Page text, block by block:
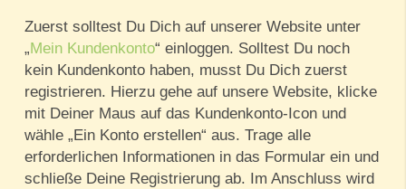
Zuerst solltest Du Dich auf unserer Website unter
„Mein Kundenkonto“ einloggen. Solltest Du noch
kein Kundenkonto haben, musst Du Dich zuerst
registrieren. Hierzu gehe auf unsere Website, klicke
mit Deiner Maus auf das Kundenkonto-Icon und
wähle „Ein Konto erstellen“ aus. Trage alle
erforderlichen Informationen in das Formular ein und
schließe Deine Registrierung ab. Im Anschluss wird